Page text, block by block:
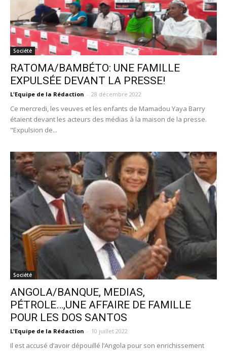
Société
RATOMA/BAMBÉTO: UNE FAMILLE
EXPULSÉE DEVANT LA PRESSE!
L'Equipe de la Rédaction - 28 décembre 2022
Ce mercredi, les veuves et les enfants de Mamadou Yaya Barry
étaient devant les acteurs des médias à la maison de la presse.
"Expulsion de...
Société
ANGOLA/BANQUE, MEDIAS,
PÉTROLE…,UNE AFFAIRE DE FAMILLE
POUR LES DOS SANTOS
L'Equipe de la Rédaction - 10 juillet 2022
Il est accusé d’avoir dépouillé l’Angola pour son enrichissement